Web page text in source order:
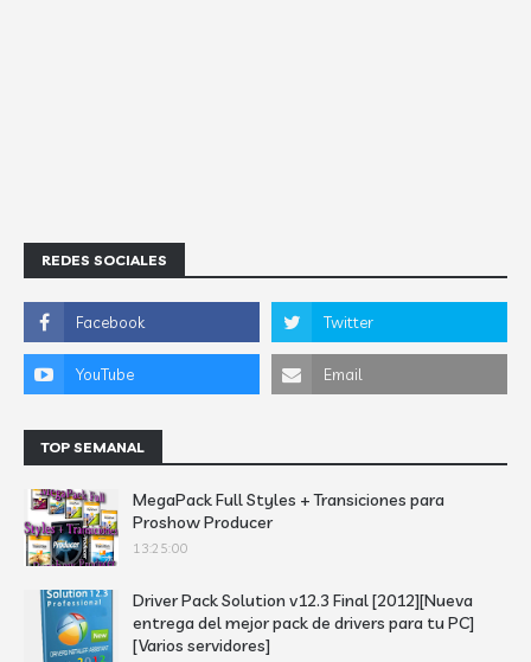
REDES SOCIALES
TOP SEMANAL
MegaPack Full Styles + Transiciones para
Proshow Producer
13:25:00
Driver Pack Solution v12.3 Final [2012][Nueva
entrega del mejor pack de drivers para tu PC]
[Varios servidores]